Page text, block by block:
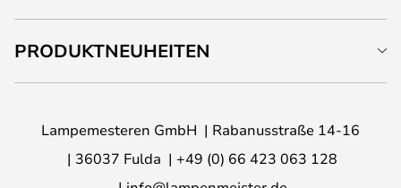
PRODUKTNEUHEITEN
Lampemesteren GmbH
Rabanusstraße 14-16
36037 Fulda
+49 (0) 66 423 063 128